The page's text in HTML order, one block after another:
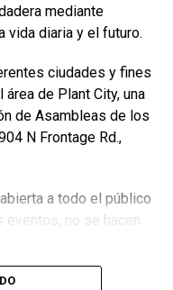
en la misma
también en la
donde el derrumbe de
irregular dejó 24
acusados como
puestos en libertad
consideró que el trío
sin una condena
mediante
vida diaria y el futuro.
ciudades y fines
de Plant City, una
de Asambleas de los
N Frontage Rd.,
a todo el público
no se hacen